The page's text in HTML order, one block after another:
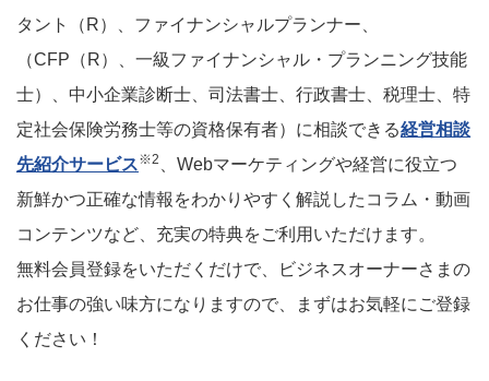
タント（R）、ファイナンシャルプランナー、
（CFP（R）、一級ファイナンシャル・プランニング技能
士）、中小企業診断士、司法書士、行政書士、税理士、特
定社会保険労務士等の資格保有者）に相談できる経営相談
先紹介サービス※2
、Webマーケティングや経営に役立つ
新鮮かつ正確な情報をわかりやすく解説したコラム・動画
コンテンツなど、充実の特典をご利用いただけます。
無料会員登録をいただくだけで、ビジネスオーナーさまの
お仕事の強い味方になりますので、まずはお気軽にご登録
ください！